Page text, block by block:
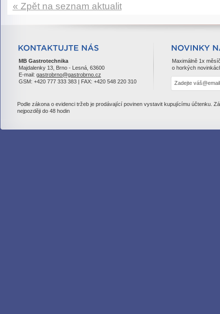
« Zpět na seznam aktualit
MB Gastrotechnika
Majdalenky 13, Brno - Lesná, 63600
E-mail: gastrobrno@gastrobrno.cz
GSM: +420 777 333 383 | FAX: +420 548 220 310
Maximálně 1x
o horkých
Podle zákona o evidenci tržeb je prodávající povinen vystavit kupujícímu účtenku.
nejpozději do 48 hodin